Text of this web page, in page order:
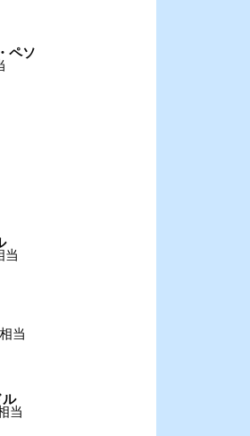
ペソ
当
当
当